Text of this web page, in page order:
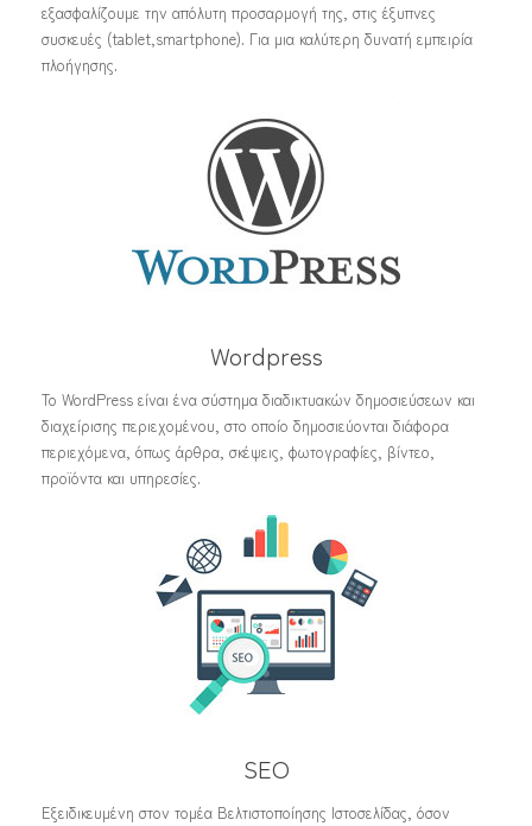
εξασφαλίζουμε την απόλυτη προσαρμογή της, στις έξυπνες
συσκευές (tablet,smartphone). Για μια καλύτερη δυνατή εμπειρία
πλοήγησης.
Wordpress
Το WordPress είναι ένα σύστημα διαδικτυακών δημοσιεύσεων και
διαχείρισης περιεχομένου, στο οποίο δημοσιεύονται διάφορα
περιεχόμενα, όπως άρθρα, σκέψεις, φωτογραφίες, βίντεο,
προϊόντα και υπηρεσίες.
SEO
Εξειδικευμένη στον τομέα Βελτιστοποίησης Ιστοσελίδας, όσον